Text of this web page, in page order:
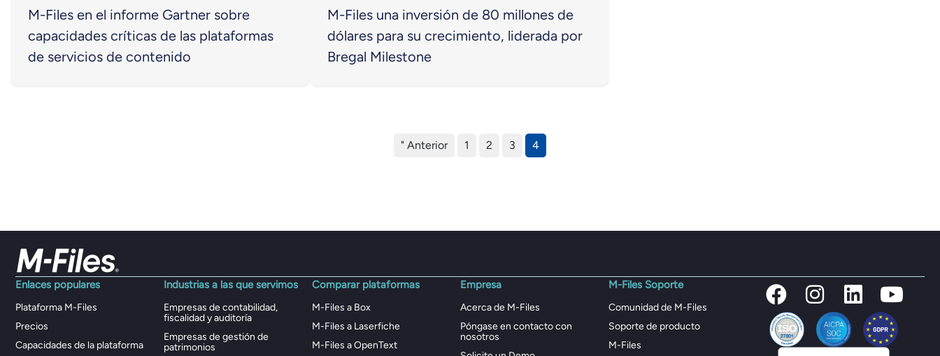
M-Files en el informe Gartner sobre
capacidades críticas de las plataformas
de servicios de contenido
M-Files una inversión de 80 millones de
dólares para su crecimiento, liderada por
Bregal Milestone
" Anterior 1 2 3 4
Enlaces populares
Plataforma M-Files
Precios
Capacidades de la plataforma
Industrias a las que servimos
Empresas de contabilidad,
fiscalidad y auditoría
Empresas de gestión de
patrimonios
Comparar plataformas
M-Files a Box
M-Files a Laserfiche
M-Files a OpenText
Empresa
Acerca de M-Files
Póngase en contacto con
nosotros
M-Files Soporte
Comunidad de M-Files
Soporte de producto
M-Files